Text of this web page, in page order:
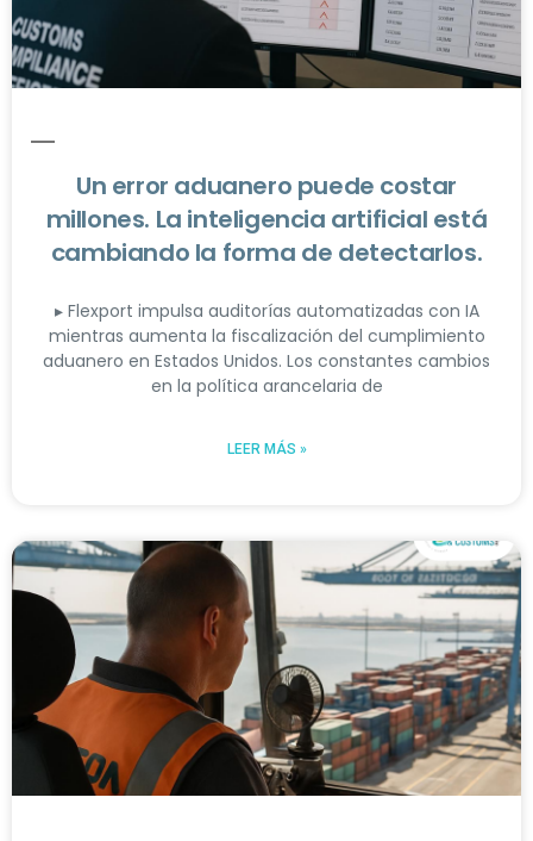
Un error aduanero puede costar
millones. La inteligencia artificial está
cambiando la forma de detectarlos.
▸ Flexport impulsa auditorías automatizadas con IA
mientras aumenta la fiscalización del cumplimiento
aduanero en Estados Unidos. Los constantes cambios
en la política arancelaria de
LEER MÁS »